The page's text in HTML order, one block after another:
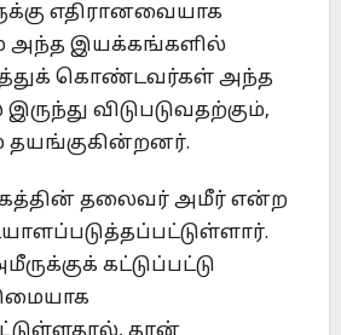
எதிரானவையாக
அந்த இயக்கங்களில்
கொண்டவர்கள் அந்த
விடுபடுவதற்கும்,
தயங்குகின்றனர்.
தலைவர் அமீர் என்ற
கட்டுப்பட்டு